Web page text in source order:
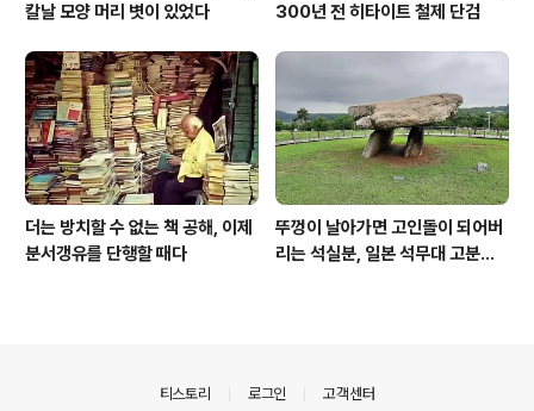
칼날 모양 머리 볏이 있었다
300년 전 히타이트 철제 단검
더는 방치할 수 없는 책 공해, 이제
분서갱유를 단행할 때다
뚜껑이 날아가면 고인돌이 되어버
리는 석실분, 일본 석무대 고분의
티스토리 로그인 고객센터